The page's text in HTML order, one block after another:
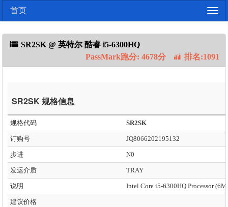
首页
SR2SK @ 英特尔 酷睿 i5-6300HQ
PassMark跑分: 4678分
排名:1091
SR2SK 规格信息
规格代码 SR2SK
订购号 JQ8066202195132
步进 N0
发运介质 TRAY
说明
建议价格